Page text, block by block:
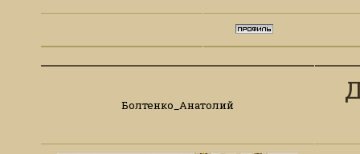
Болтенко_Анатолий